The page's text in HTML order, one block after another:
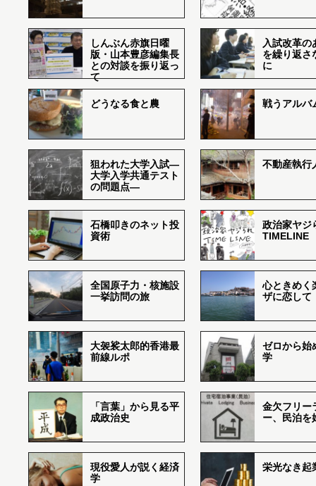
しんぶん赤旗日曜
版・山本豊彦編集長
との対談を振り返っ
て
入試改革の
を繰り返さ
に
どうなる食と農 戦うアルバ
狙われた大学入試―
大学入学共通テスト
の問題点―
不動産執行
石橋叩きのネット投
資術
政治家ヤジ
TIMELINE
全国原子力・核施設
一挙訪問の旅
心ときめく
ザに恋して
大袈裟太郎的香港最
前線ルポ
ゼロから始
学
「言葉」から見る平
成政治史
金欠フリー
ー、民泊を
現役愛人が説く経済
学
栄光なき起